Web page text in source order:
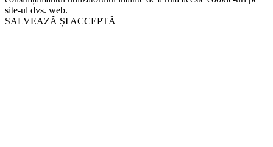
site-ul dvs. web.
SALVEAZĂ ȘI ACCEPTĂ